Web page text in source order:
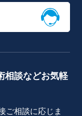
相談などお気軽
ご相談に応じま